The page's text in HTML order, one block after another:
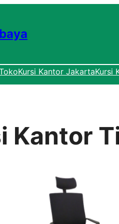
Kursi Kantor JakartaKursi
Kantor